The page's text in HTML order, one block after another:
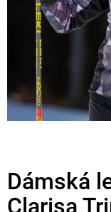
Dámská
Clarisa